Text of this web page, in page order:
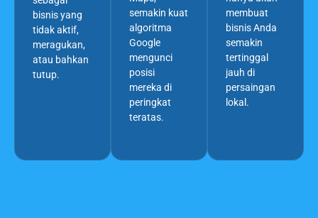
bisnis yang
tidak aktif,
meragukan,
atau bahkan
tutup.
semakin kuat
algoritma
Google
mengunci
posisi
mereka di
peringkat
teratas.
membuat
bisnis Anda
semakin
tertinggal
jauh di
persaingan
lokal.